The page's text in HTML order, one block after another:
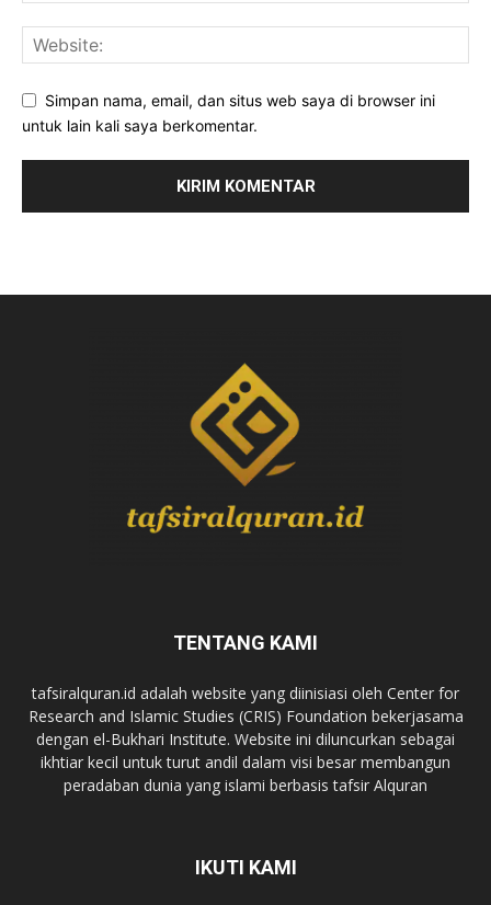
Simpan nama, email, dan situs web saya di browser ini
untuk lain kali saya berkomentar.
TENTANG KAMI
tafsiralquran.id adalah website yang diinisiasi oleh Center for
Research and Islamic Studies (CRIS) Foundation bekerjasama
dengan el-Bukhari Institute. Website ini diluncurkan sebagai
ikhtiar kecil untuk turut andil dalam visi besar membangun
peradaban dunia yang islami berbasis tafsir Alquran
IKUTI KAMI